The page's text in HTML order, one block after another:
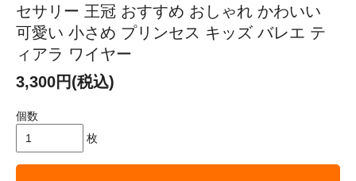
セサリー 王冠 おすすめ おしゃれ かわいい
可愛い 小さめ プリンセス キッズ バレエ テ
ィアラ ワイヤー
3,300円(税込)
個数
枚